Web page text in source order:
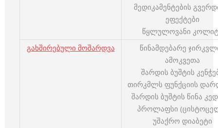
მედიკამენტების
ეფექტები
წყლულოვანი
გახშირებული მოშარდვა
წინამდებარე
ამოკვეთა
შარდის ბუშტის
თირკმლს ფუნქციის
შარდის ბუშტის წინა
პროლაფსი
უშაქრო დიაბეტი